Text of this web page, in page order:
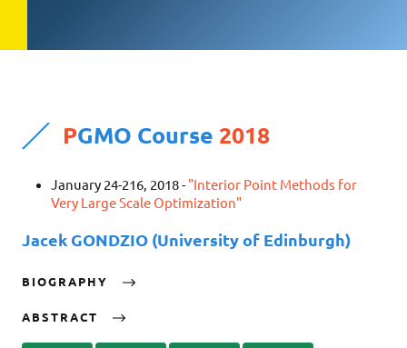
PGMO Course 2018
January 24-216, 2018 - "Interior Point Methods for
Very Large Scale Optimization"
Jacek GONDZIO (University of Edinburgh)
BIOGRAPHY
ABSTRACT